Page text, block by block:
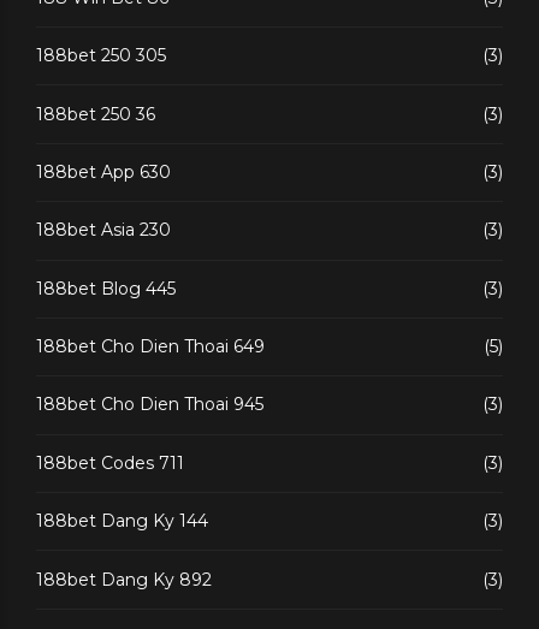
188bet 250 305 (3)
188bet 250 36 (3)
188bet App 630 (3)
188bet Asia 230 (3)
188bet Blog 445 (3)
188bet Cho Dien Thoai 649 (5)
188bet Cho Dien Thoai 945 (3)
188bet Codes 711 (3)
188bet Dang Ky 144 (3)
188bet Dang Ky 892 (3)